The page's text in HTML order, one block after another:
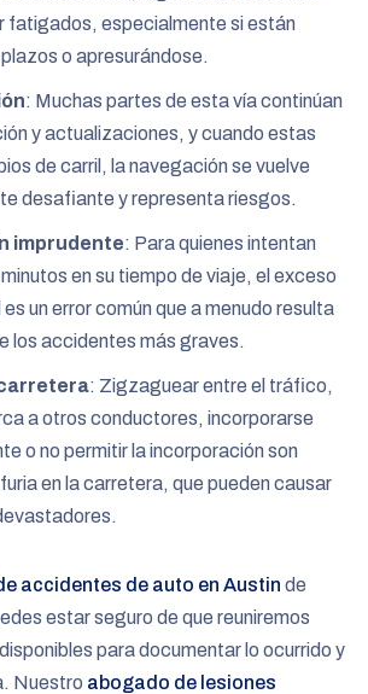
fatigados, especialmente si están
o apresurándose.
: Muchas partes de esta vía continúan
y actualizaciones, y cuando estas
de carril, la navegación se vuelve
desafiante y representa riesgos.
imprudente: Para quienes intentan
en su tiempo de viaje, el exceso
un error común que a menudo resulta
los accidentes más graves.
: Zigzaguear entre el tráfico,
a otros conductores, incorporarse
o no permitir la incorporación son
en la carretera, que pueden causar
accidentes de auto en Austin de
estar seguro de que reuniremos
para documentar lo ocurrido y
Nuestro abogado de lesiones